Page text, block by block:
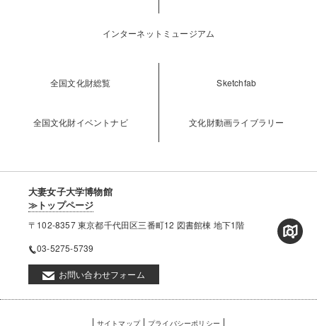
インターネットミュージアム
全国文化財総覧 Sketchfab
全国文化財イベントナビ 文化財動画ライブラリー
大妻女子大学博物館
≫トップページ
〒102-8357 東京都千代田区三番町12 図書館棟 地下1階
03-5275-5739
お問い合わせフォーム
サイトマップ プライバシーポリシー